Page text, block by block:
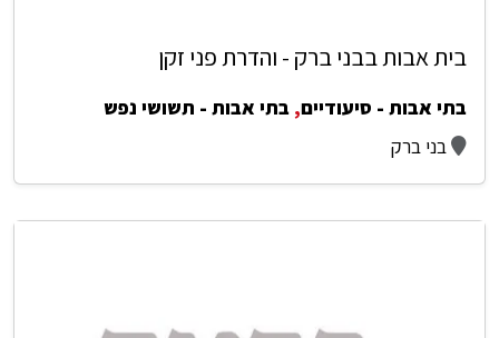
בית אבות בבני ברק - והדרת פני זקן
בתי אבות - סיעודיים, בתי אבות - תשושי נפש
בני ברק